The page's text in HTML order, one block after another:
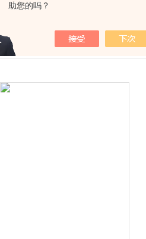
助您的吗？
我的位置：首页